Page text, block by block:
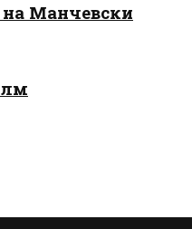
на Манчевски